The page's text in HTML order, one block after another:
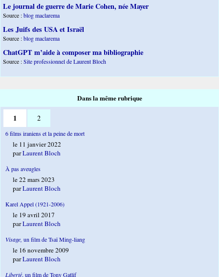
Le journal de guerre de Marie Cohen, née Mayer
Source :blog maclarema
Les Juifs des USA et Israël
Source :blog maclarema
ChatGPT m’aide à composer ma bibliographie
Source :Site professionnel de Laurent Bloch
Dans la même rubrique
1 2
6 films iraniens et la peine de mort
le 11 janvier 2022
parLaurent Bloch
À pas aveugles
le 22 mars 2023
parLaurent Bloch
Karel Appel (1921-2006)
le 19 avril 2017
parLaurent Bloch
Visage, un film de Tsaï Ming-liang
le 16 novembre 2009
parLaurent Bloch
Liberté, un film de Tony Gatlif